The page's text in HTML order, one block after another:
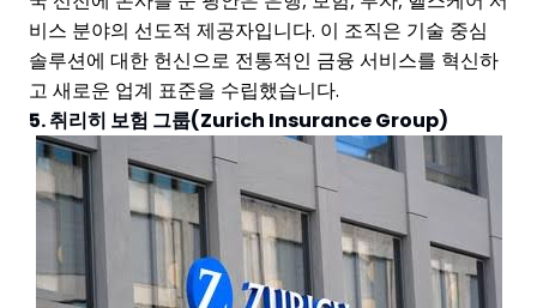
비스 분야의 선도적 제공자입니다. 이 조직은 기술 중심
솔루션에 대한 헌신으로 전통적인 금융 서비스를 혁신하
고 새로운 업계 표준을 수립했습니다.
5. 취리히 보험 그룹(Zurich Insurance Group)